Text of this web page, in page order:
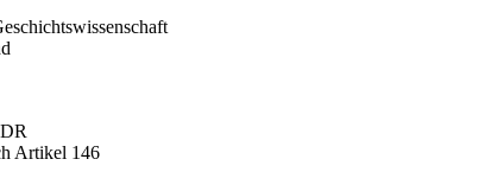
Artikel 146